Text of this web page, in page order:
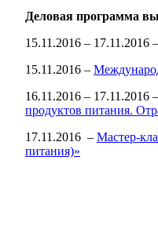
Деловая программа
15.11.2016 – 17.11.2016 –
15.11.2016 –
16.11.2016 – 17.11.2016 –
продуктов питания.
17.11.2016 – Мастер-
питания)»